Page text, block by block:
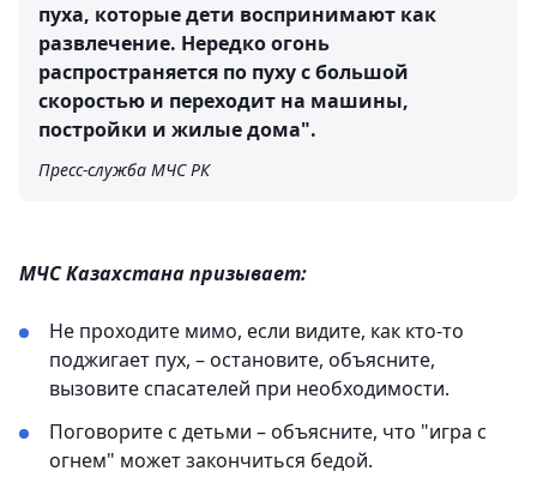
пуха, которые дети воспринимают как
развлечение. Нередко огонь
распространяется по пуху с большой
скоростью и переходит на машины,
постройки и жилые дома".
Пресс-служба МЧС РК
МЧС Казахстана призывает:
Не проходите мимо, если видите, как кто-то
поджигает пух, – остановите, объясните,
вызовите спасателей при необходимости.
Поговорите с детьми – объясните, что "игра с
огнем" может закончиться бедой.